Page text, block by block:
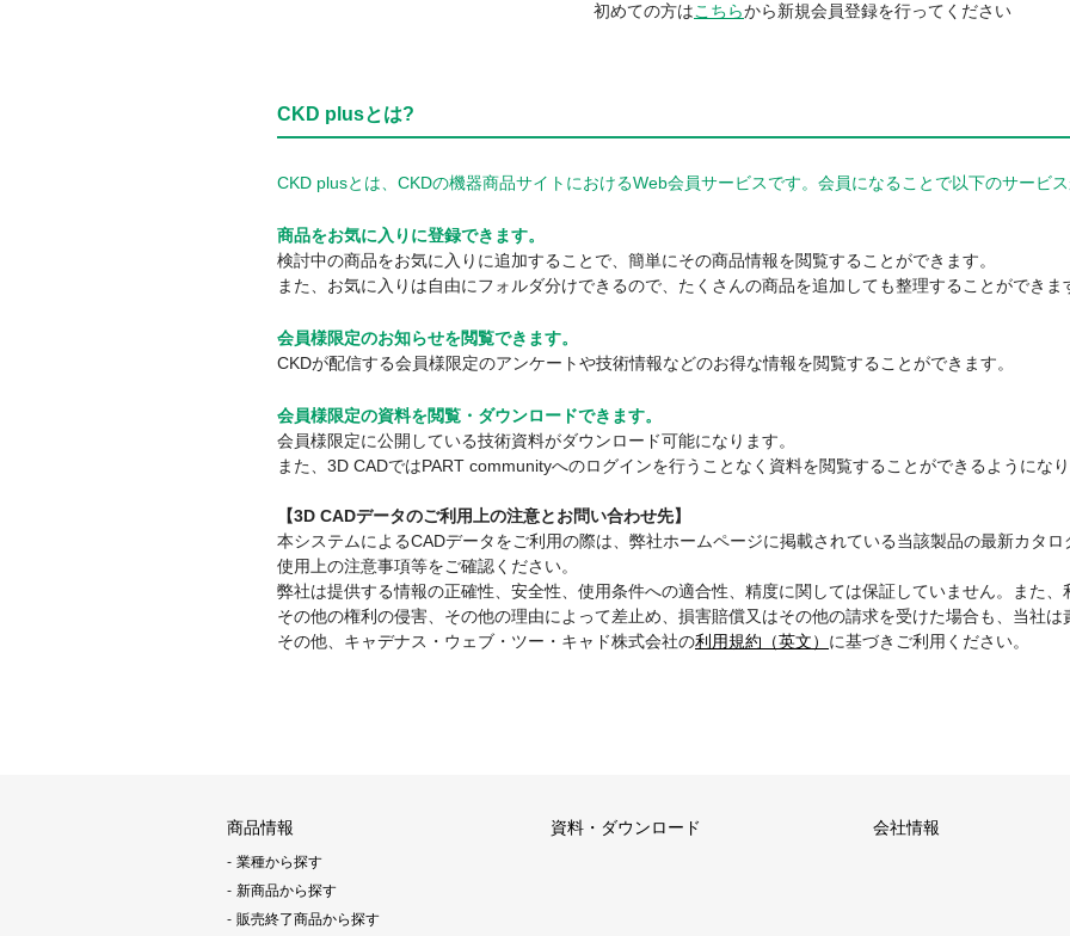
初めての方はこちらから新規会員登録を行ってください
CKD plusとは?
CKD plusとは、CKDの機器商品サイトにおけるWeb会員サービスです。会員になることで以下のサービス
商品をお気に入りに登録できます。
検討中の商品をお気に入りに追加することで、簡単にその商品情報を閲覧することができます。
また、お気に入りは自由にフォルダ分けできるので、たくさんの商品を追加しても整理することができま
会員様限定のお知らせを閲覧できます。
CKDが配信する会員様限定のアンケートや技術情報などのお得な情報を閲覧することができます。
会員様限定の資料を閲覧・ダウンロードできます。
会員様限定に公開している技術資料がダウンロード可能になります。
また、3D CADではPART communityへのログインを行うことなく資料を閲覧することができるようになり
【3D CADデータのご利用上の注意とお問い合わせ先】
本システムによるCADデータをご利用の際は、弊社ホームページに掲載されている当該製品の最新カタロ
使用上の注意事項等をご確認ください。
弊社は提供する情報の正確性、安全性、使用条件への適合性、精度に関しては保証していません。また
その他の権利の侵害、その他の理由によって差止め、損害賠償又はその他の請求を受けた場合も、当社は
その他、キャデナス・ウェブ・ツー・キャド株式会社の利用規約（英文） に基づきご利用ください。
商品情報
業種から探す
新商品から探す
販売終了商品から探す
資料・ダウンロード 会社情報